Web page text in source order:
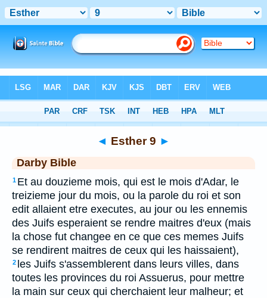
> Esther 9
◄ Esther 9 ►
Darby Bible
1 Et au douzieme mois, qui est le mois d'Adar, le
treizieme jour du mois, ou la parole du roi et son
edit allaient etre executes, au jour ou les ennemis
des Juifs esperaient se rendre maitres d'eux (mais
la chose fut changee en ce que ces memes Juifs
se rendirent maitres de ceux qui les haissaient),
2 les Juifs s'assemblerent dans leurs villes, dans
toutes les provinces du roi Assuerus, pour mettre
la main sur ceux qui cherchaient leur malheur; et